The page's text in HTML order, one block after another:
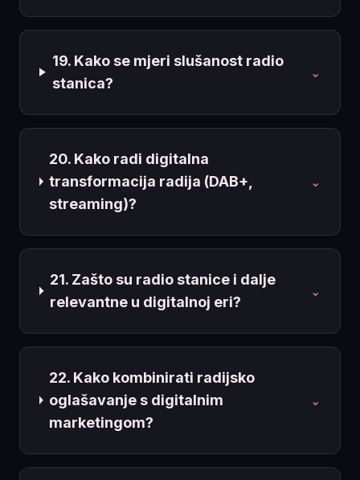
19. Kako se mjeri slušanost radio
stanica?
⌄
20. Kako radi digitalna
transformacija radija (DAB+,
streaming)?
⌄
21. Zašto su radio stanice i dalje
relevantne u digitalnoj eri?
⌄
22. Kako kombinirati radijsko
oglašavanje s digitalnim
marketingom?
⌄